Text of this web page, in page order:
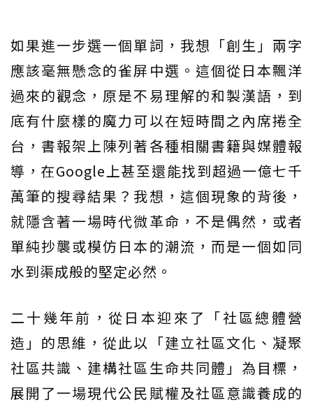
如果進一步選一個單詞，我想「創生」兩字
應該毫無懸念的雀屏中選。這個從日本飄洋
過來的觀念，原是不易理解的和製漢語，到
底有什麼樣的魔力可以在短時間之內席捲全
台，書報架上陳列著各種相關書籍與媒體報
導，在Google上甚至還能找到超過一億七千
萬筆的搜尋結果？我想，這個現象的背後，
就隱含著一場時代微革命，不是偶然，或者
單純抄襲或模仿日本的潮流，而是一個如同
水到渠成般的堅定必然。
二十幾年前，從日本迎來了「社區總體營
造」的思維，從此以「建立社區文化、凝聚
社區共識、建構社區生命共同體」為目標，
展開了一場現代公民賦權及社區意識養成的